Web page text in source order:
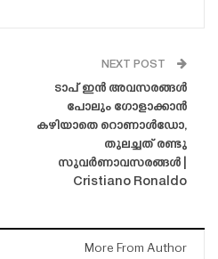
NEXT POST
ടാപ് ഇൻ അവസരങ്ങൾ
പോലും ഗോളാക്കാൻ
കഴിയാതെ റൊണാൾഡോ,
തുലച്ചത് രണ്ടു
സുവർണാവസരങ്ങൾ |
Cristiano Ronaldo
More From Author